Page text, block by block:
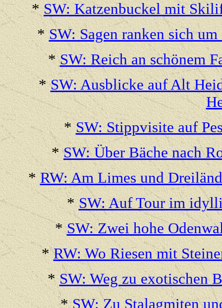
*SW: Katzenbuckel mit
*SW: Sagen ranken sich
*SW: Reich an schönem
*SW: Ausblicke auf Alt
*SW: Stippvisite auf
*SW: Über Bäche nach
*RW: Am Limes und
*SW: Auf Tour im
*SW: Zwei hohe
*RW: Wo Riesen mit
*SW: Weg zu exotischen
*SW: Zu Stalagmiten